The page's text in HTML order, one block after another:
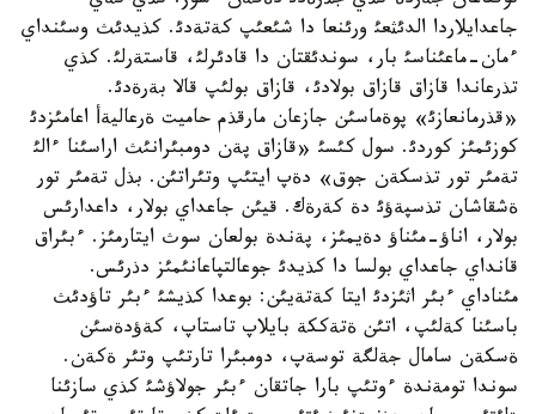
جاعدايلاردا الدئثعئ ورئنعا دا شئعئپ كةتةدئ. كذيدئث وسئنداي
ءمان-ماعئناسئ بار، سوندئقتان دا قادئرلئ، قاستةرلئ. كذي
تذرعاندا قازاق قازاق بولادئ، قازاق بولئپ قالا بةرةدئ.
«قذرمانعازئ» پوةماسئن جازعان مارقذم حاميت ةرعاليةأ اعامئزدئ
كوزئمئز كوردئ. سول كئسئ «قازاق پةن دومبئرانئث اراسئنا ءالئ
تةمئر تور تذسكةن جوق» دةپ ايتئپ وتئراتئن. بذل تةمئر تور
ةشقاشان تذسپةؤئ دة كةرةك. قيئن جاعداي بولار، داعدارئس
بولار، اناؤ-مئناؤ دةيمئز، پةندة بولعان سوث ايتارمئز. ءبئراق
قانداي جاعداي بولسا دا كذيدئ جوعالتپاعانئمئز دذرئس.
مئناداي ءبئر اثئزدئ ايتا كةتةيئن: بوعدا كذيشئ ءبئر تاؤدئث
باسئنا كةلئپ، اتئن ةتةككة بايلاپ تاستاپ، كةؤدةسئن
ةسكةن سامال جةلگة توسةپ، دومبئرا تارتئپ وتئر ةكةن.
سوندا تومةندة ءوتئپ بارا جاتقان ءبئر جولاؤشئ كذي سازئنا